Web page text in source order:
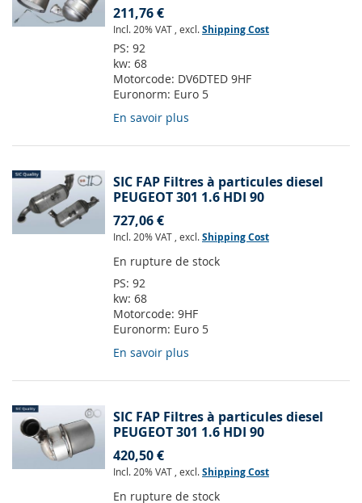
211,76 €
Incl. 20% VAT , excl.Shipping Cost
PS: 92
kw: 68
Motorcode: DV6DTED 9HF
Euronorm: Euro 5
En savoir plus
SIC FAP Filtres à particules diesel
PEUGEOT 301 1.6 HDI 90
727,06 €
Incl. 20% VAT , excl.Shipping Cost
En rupture de stock
PS: 92
kw: 68
Motorcode: 9HF
Euronorm: Euro 5
En savoir plus
SIC FAP Filtres à particules diesel
PEUGEOT 301 1.6 HDI 90
420,50 €
Incl. 20% VAT , excl.Shipping Cost
En rupture de stock